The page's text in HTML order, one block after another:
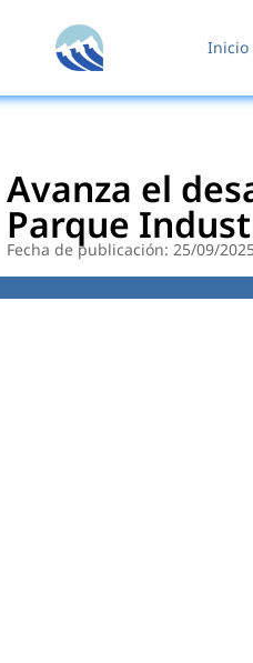
Inicio
Avanza el
Parque
Fecha de publicación: 25/09/